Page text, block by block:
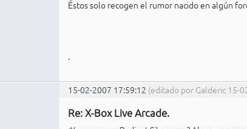
Éstos solo recogen el rumor nacido en algún
.
15-02-2007 17:59:12 (editado por Galderic 15-
Re: X-Box Live Arcade.